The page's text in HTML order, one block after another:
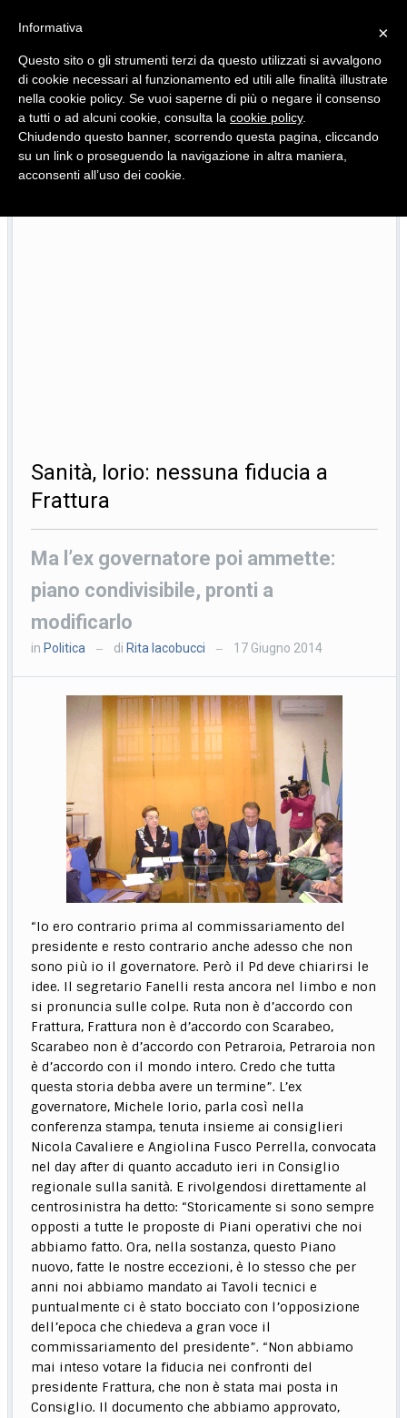
Quotidiano d'informazione distribuito in Molise con
Sanità, Iorio: nessuna fiducia a
Frattura
Ma l’ex governatore poi ammette:
piano condivisibile, pronti a
modificarlo
in Politica — di Rita Iacobucci — 17 Giugno 2014
“Io ero contrario prima al commissariamento del
presidente e resto contrario anche adesso che non
sono più io il governatore. Però il Pd deve chiarirsi le
idee. Il segretario Fanelli resta ancora nel limbo e non
si pronuncia sulle colpe. Ruta non è d’accordo con
Frattura, Frattura non è d’accordo con Scarabeo,
Scarabeo non è d’accordo con Petraroia, Petraroia non
è d’accordo con il mondo intero. Credo che tutta
questa storia debba avere un termine”. L’ex
governatore, Michele Iorio, parla così nella
conferenza stampa, tenuta insieme ai consiglieri
Nicola Cavaliere e Angiolina Fusco Perrella, convocata
nel day after di quanto accaduto ieri in Consiglio
regionale sulla sanità. E rivolgendosi direttamente al
centrosinistra ha detto: “Storicamente si sono sempre
opposti a tutte le proposte di Piani operativi che noi
abbiamo fatto. Ora, nella sostanza, questo Piano
nuovo, fatte le nostre eccezioni, è lo stesso che per
anni noi abbiamo mandato ai Tavoli tecnici e
puntualmente ci è stato bocciato con l’opposizione
dell’epoca che chiedeva a gran voce il
commissariamento del presidente”. “Non abbiamo
mai inteso votare la fiducia nei confronti del
presidente Frattura, che non è stata mai posta in
Consiglio. Il documento che abbiamo approvato,
×
Informativa
Questo sito o gli strumenti terzi da questo utilizzati si avvalgono
di cookie necessari al funzionamento ed utili alle finalità illustrate
nella cookie policy. Se vuoi saperne di più o negare il consenso
a tutti o ad alcuni cookie, consulta la cookie policy.
Chiudendo questo banner, scorrendo questa pagina, cliccando
su un link o proseguendo la navigazione in altra maniera,
acconsenti all’uso dei cookie.